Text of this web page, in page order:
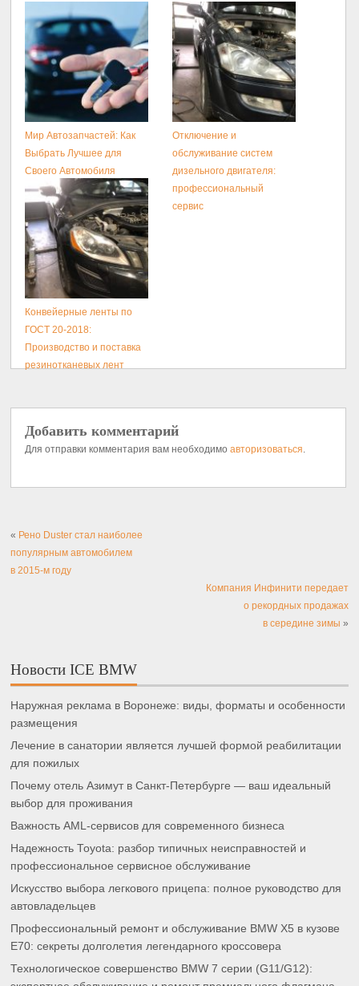
Мир Автозапчастей: Как
Выбрать Лучшее для
Своего Автомобиля
Отключение и
обслуживание систем
дизельного двигателя:
профессиональный
сервис
Конвейерные ленты по
ГОСТ 20-2018:
Производство и поставка
резинотканевых лент
Добавить комментарий
Для отправки комментария вам необходимоавторизоваться
« Рено Duster стал наиболее
популярным автомобилем
в 2015-м году
Компания Инфинити передает
о рекордных продажах
в середине зимы »
Новости ICE BMW
Наружная реклама в Воронеже: виды, форматы и особенности
размещения
Лечение в санатории является лучшей формой реабилитации
для пожилых
Почему отель Азимут в Санкт-Петербурге — ваш идеальный
выбор для проживания
Важность AML-сервисов для современного бизнеса
Надежность Toyota: разбор типичных неисправностей и
профессиональное сервисное обслуживание
Искусство выбора легкового прицепа: полное руководство для
автовладельцев
Профессиональный ремонт и обслуживание BMW X5 в кузове
E70: секреты долголетия легендарного кроссовера
Технологическое совершенство BMW 7 серии (G11/G12):